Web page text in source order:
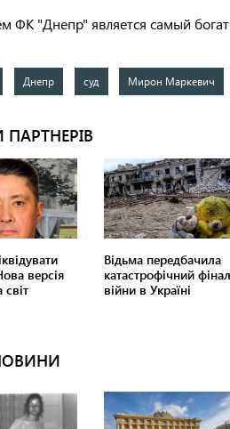
ФК "Днепр" является самый
Днепр суд Мирон Маркевич